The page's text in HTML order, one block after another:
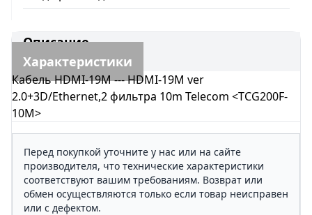
Описание
Характеристики
Кабель HDMI-19M --- HDMI-19M ver
2.0+3D/Ethernet,2 фильтра 10m Telecom <TCG200F-
10M>
Перед покупкой уточните у нас или на сайте
производителя, что технические характеристики
соответствуют вашим требованиям. Возврат или
обмен осуществляются только если товар неисправен
или с дефектом.